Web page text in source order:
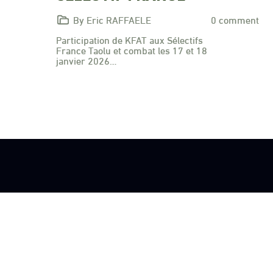
By Eric RAFFAELE
0 comment
Participation de KFAT aux Sélectifs
France Taolu et combat les 17 et 18
janvier 2026…